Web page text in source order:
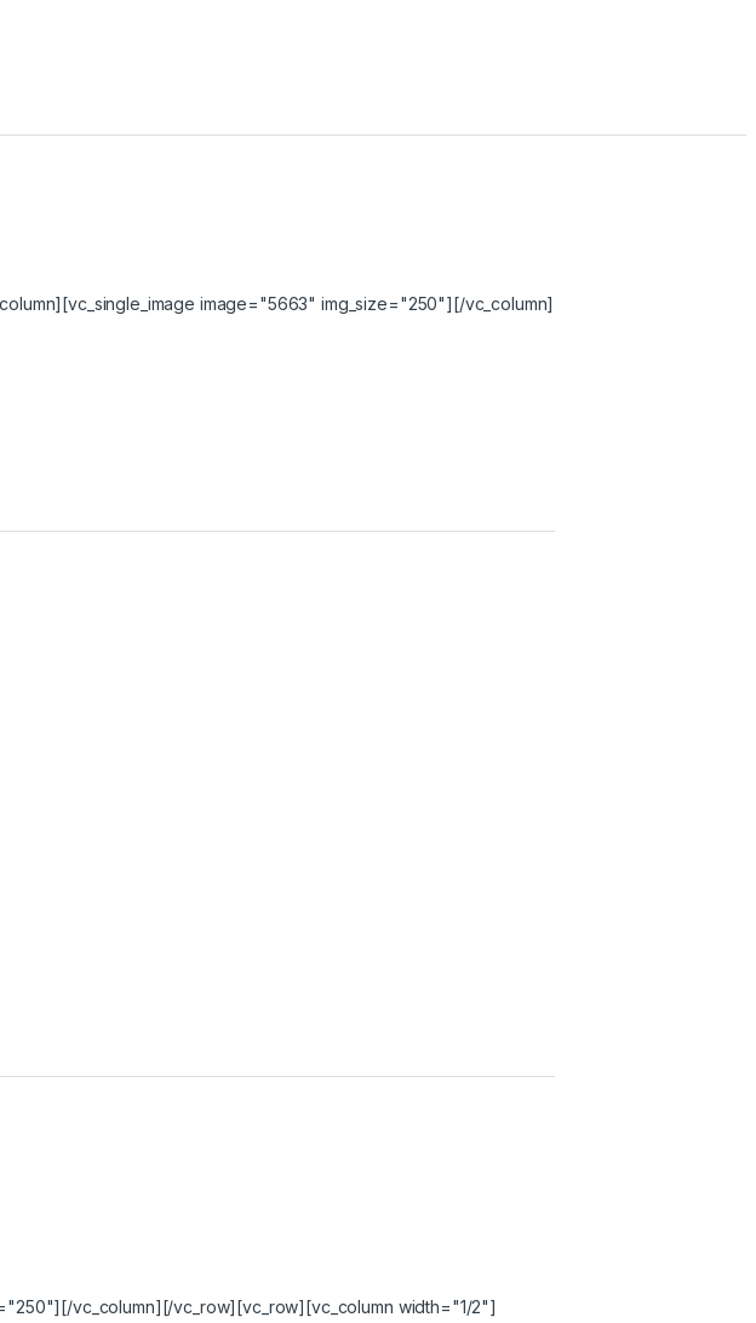
image="5663" img_size="250"][/vc_column]
vc_column][/vc_row][vc_row][vc_column width="1/2"]